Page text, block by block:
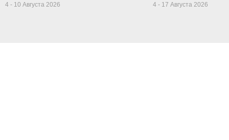
4 - 10 Августа 2026
4 - 17 Августа 2026